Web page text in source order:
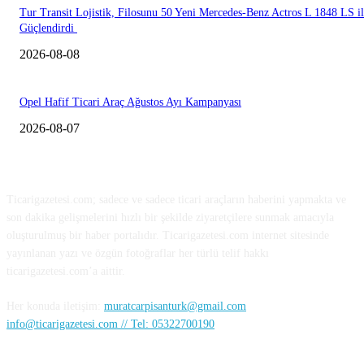
Tur Transit Lojistik, Filosunu 50 Yeni Mercedes-Benz Actros L 1848 LS
Güçlendirdi
2026-08-08
Opel Hafif Ticari Araç Ağustos Ayı Kampanyası
2026-08-07
muratcarpisanturk@gmail.com
info@ticarigazetesi.com // Tel: 05322700190